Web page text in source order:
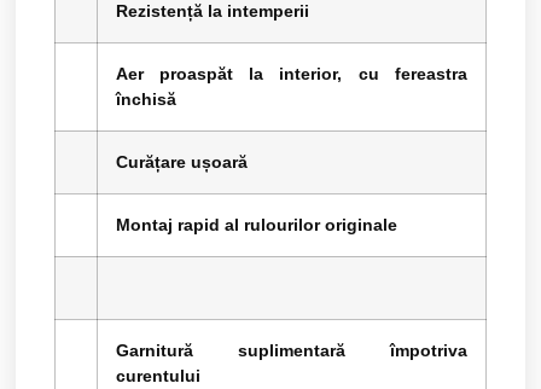
Rezistență la intemperii
Aer proaspăt la interior, cu fereastra
închisă
Curățare ușoară
Montaj rapid al rulourilor originale
Garnitură suplimentară împotriva
curentului